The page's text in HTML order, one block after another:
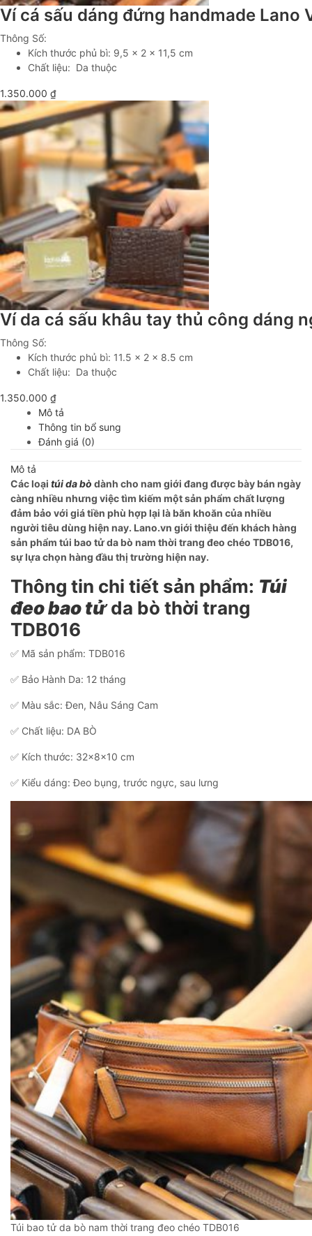
Ví cá sấu dáng đứng handmade Lano
Thông Số:
Kích thước phủ bì: 9,5 x 2 x 11,5 cm
Chất liệu: Da thuộc
1.350.000 ₫
Ví da cá sấu khâu tay thủ công dáng
Thông Số:
Kích thước phủ bì: 11.5 x 2 x 8.5 cm
Chất liệu: Da thuộc
1.350.000 ₫
Mô tả
Thông tin bổ sung
Đánh giá (0)
Mô tả
Các loại túi da bò dành cho nam giới đang được bày bán ngày
càng nhiều nhưng việc tìm kiếm một sản phẩm chất lượng
đảm bảo với giá tiền phù hợp lại là băn khoăn của nhiều
người tiêu dùng hiện nay. Lano.vn giới thiệu đến khách hàng
sản phẩm túi bao tử da bò nam thời trang đeo chéo TDB016,
sự lựa chọn hàng đầu thị trường hiện nay.
Thông tin chi tiết sản phẩm: Túi
đeo bao tửda bò thời trang
TDB016
✅ Mã sản phẩm: TDB016
✅ Bảo Hành Da: 12 tháng
✅ Màu sắc: Đen, Nâu Sáng Cam
✅ Chất liệu: DA BÒ
✅ Kích thước: 32x8x10 cm
✅ Kiểu dáng: Đeo bụng, trước ngực, sau lưng
Túi bao tử da bò nam thời trang đeo chéo TDB016